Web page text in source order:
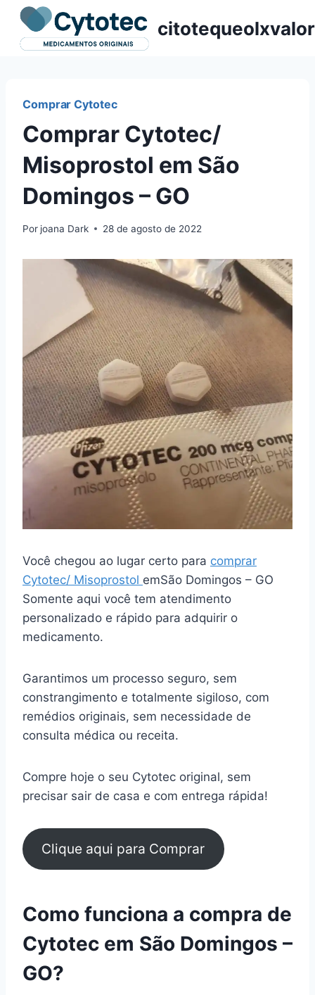
Pular
para
citotequeolxvalor
Comprar Cytotec
Comprar Cytotec/
Misoprostol em São
Domingos – GO
Por joana Dark 28 de agosto de 2022
Você chegou ao lugar certo para comprar
Cytotec/ Misoprostol emSão Domingos – GO
Somente aqui você tem atendimento
personalizado e rápido para adquirir o
medicamento.
Garantimos um processo seguro, sem
constrangimento e totalmente sigiloso, com
remédios originais, sem necessidade de
consulta médica ou receita.
Compre hoje o seu Cytotec original, sem
precisar sair de casa e com entrega rápida!
Clique aqui para Comprar
Como funciona a compra de
Cytotec em São Domingos –
GO?